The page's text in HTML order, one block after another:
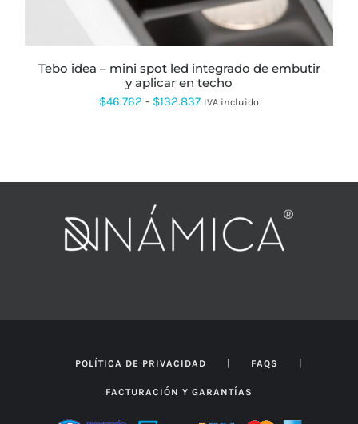
PUEDEN
ELEGIR
PÁGINA
DE
PRODUCTO
tebo idea – mini spot led integrado de embutir
y aplicar en techo
$46.762 - $132.837Rango
$132.837
IVA incluido
POLÍTICA DE PRIVACIDAD | FAQS |
FACTURACIÓN Y GARANTÍAS